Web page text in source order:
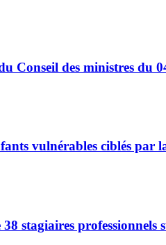
Conseil des ministres du
vulnérables ciblés par
stagiaires professionnels